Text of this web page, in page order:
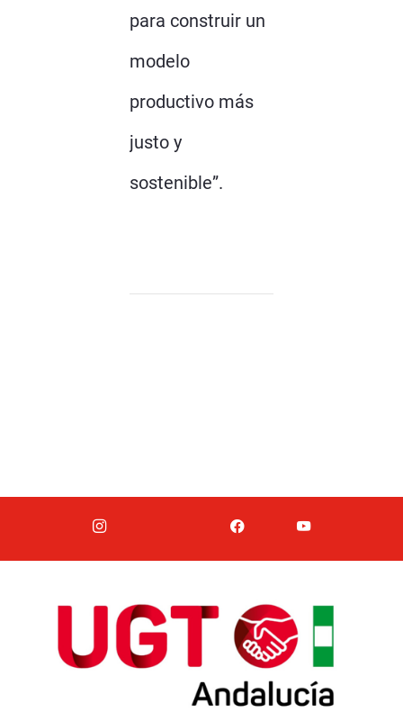
para construir un
modelo
productivo más
justo y
sostenible”.